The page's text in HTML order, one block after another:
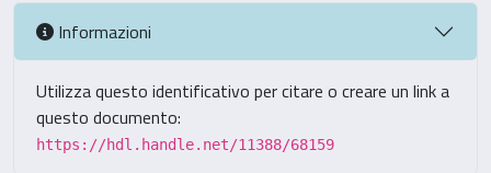
Informazioni
Utilizza questo identificativo per citare o creare un link a
questo documento:
https://hdl.handle.net/11388/68159